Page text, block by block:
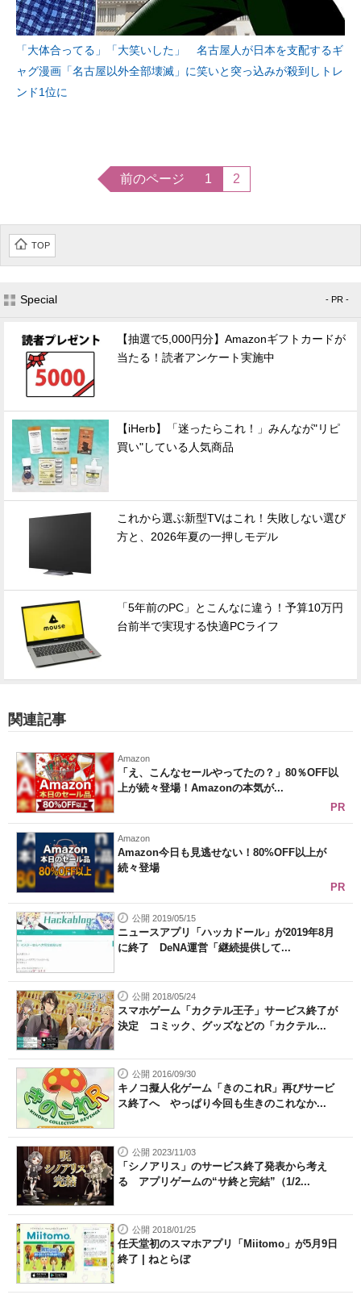
「大体合ってる」「大笑いした」 名古屋人が日本を支配するギ
ャグ漫画「名古屋以外全部壊滅」に笑いと突っ込みが殺到しトレ
ンド1位に
前のページ 1 2
TOP
Special - PR -
【抽選で5,000円分】Amazonギフトカードが
当たる！読者アンケート実施中
【iHerb】「迷ったらこれ！」みんなが"リピ
買い"している人気商品
これから選ぶ新型TVはこれ！失敗しない選び
方と、2026年夏の一押しモデル
「5年前のPC」とこんなに違う！予算10万円
台前半で実現する快適PCライフ
関連記事
Amazon
「え、こんなセールやってたの？」80％OFF以
上が続々登場！Amazonの本気が...
PR
Amazon
Amazon今日も見逃せない！80%OFF以上が
続々登場
PR
公開 2019/05/15
ニュースアプリ「ハッカドール」が2019年8月
に終了 DeNA運営「継続提供して...
公開 2018/05/24
スマホゲーム「カクテル王子」サービス終了が
決定 コミック、グッズなどの「カクテル...
公開 2016/09/30
キノコ擬人化ゲーム「きのこれR」再びサービ
ス終了へ やっぱり今回も生きのこれなか...
公開 2023/11/03
「シノアリス」のサービス終了発表から考え
る アプリゲームの“サ終と完結”（1/2...
公開 2018/01/25
任天堂初のスマホアプリ「Miitomo」が5月9日
終了 | ねとらぼ